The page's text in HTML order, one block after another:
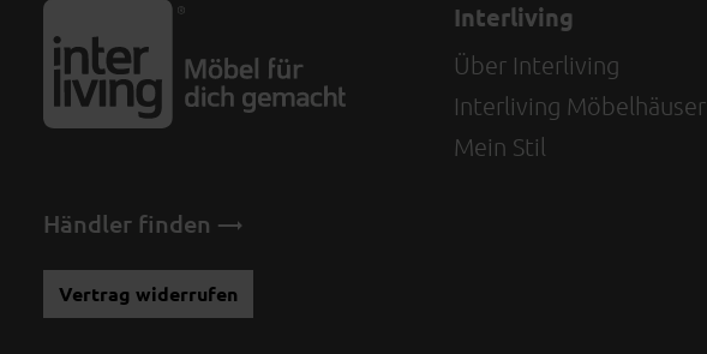
Händler finden
Vertrag widerrufen
Interliving
Über Interliving
Interliving Möbelhäuser
Mein Stil